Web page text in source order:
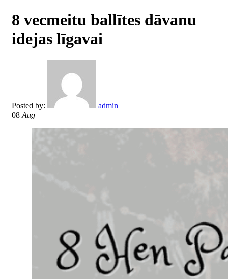
8 vecmeitu ballītes dāvanu
idejas līgavai
Posted by:
admin
08 Aug